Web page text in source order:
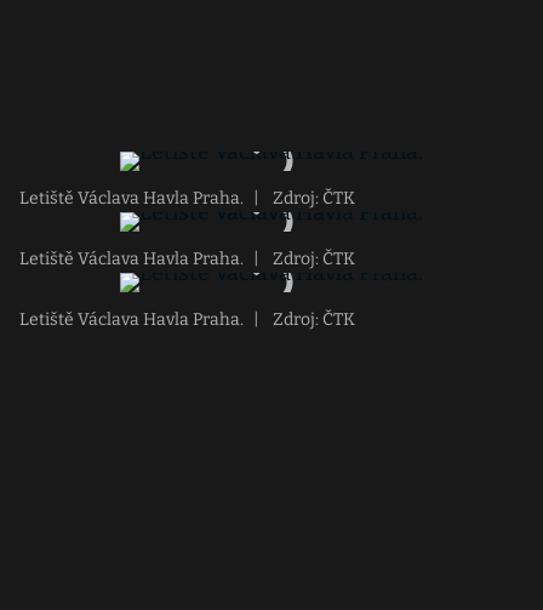
Letiště Václava Havla Praha. Zdroj: ČTK
Letiště Václava Havla Praha. Zdroj: ČTK
Letiště Václava Havla Praha. Zdroj: ČTK